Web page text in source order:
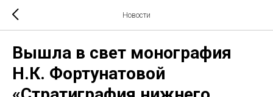
Новости
Вышла в свет монография
Н.К. Фортунатовой